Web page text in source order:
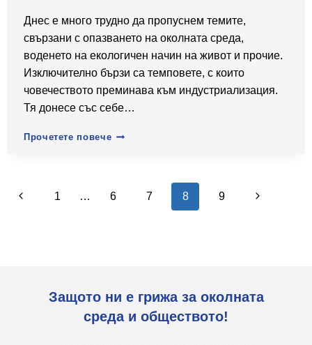
Днес е много трудно да пропуснем темите,
свързани с опазването на околната среда,
воденето на екологичен начин на живот и прочие.
Изключително бързи са темповете, с които
човечеството преминава към индустриализация.
Тя донесе със себе…
Прочетете повечеОпазване
и
Навигация
Предишна
1 … 6 7 8 9 Следваща
Защото ни е грижа за околната
среда и обществото!